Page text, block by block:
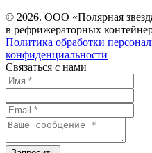
© 2026. ООО «Полярная
в рефрижераторных
Политика обработки
конфиденциальности
Связаться с нами